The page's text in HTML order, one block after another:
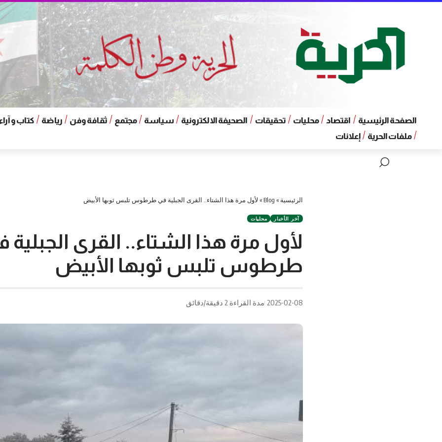
الصفحة الرئيسية اقتصاد محليات تحقيقات الصحيفة الالكترونية سياسة مجتمع ثقافة وفن رياضة
كتاب و
ملفات الحرية
إعلانات
الرئيسية »
Blog
» لأول مرة هذا الشتاء.. القرى الجبلية في طرطوس تلبس ثوبها الأبيض
آخر الأخبار محليات
لأول مرة هذا الشتاء.. القرى الجبلية
طرطوس تلبس ثوبها الأبيض
2025-02-08 مدة القراءة 2 دقيقة/دقائق